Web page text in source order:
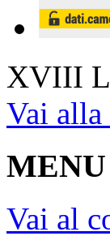
XVIII
Vai
Vai al